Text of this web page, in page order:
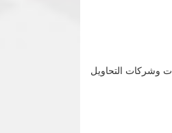
وشركات التحاويل